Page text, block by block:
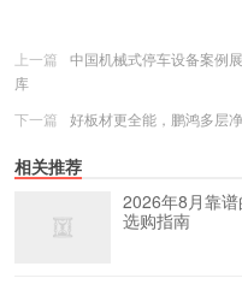
上一篇
中国机械式停车设备案例
库
下一篇
好板材更全能，鹏鸿多层
相关推荐
2026年8月靠
选购指南